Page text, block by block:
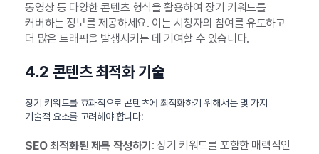
동영상 등 다양한 콘텐츠 형식을 활용하여 장기 키워드를
커버하는 정보를 제공하세요. 이는 시청자의 참여를 유도하고
더 많은 트래픽을 발생시키는 데 기여할 수 있습니다.
4.2 콘텐츠 최적화 기술
장기 키워드를 효과적으로 콘텐츠에 최적화하기 위해서는 몇 가지
기술적 요소를 고려해야 합니다:
SEO 최적화된 제목 작성하기 : 장기 키워드를 포함한 매력적인